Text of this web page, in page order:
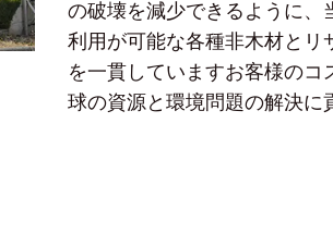
の破壊を減少できるように、
利用が可能な各種非木材とリ
を一貫していますお客様の
球の資源と環境問題の解決に